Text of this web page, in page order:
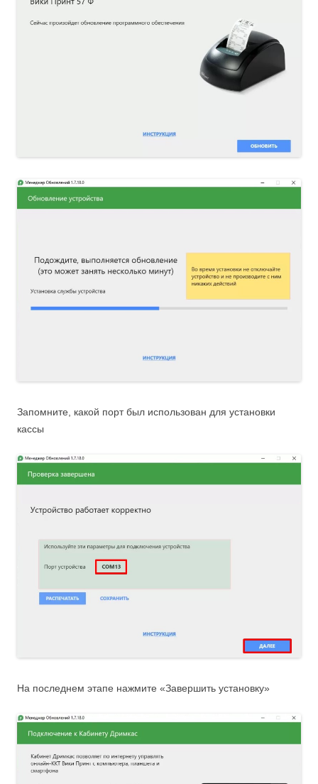
Запомните, какой порт был использован для установки
кассы
На последнем этапе нажмите «Завершить установку»